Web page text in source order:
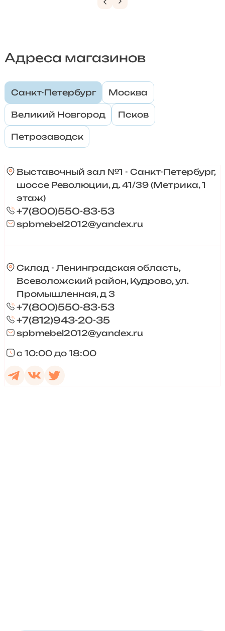
Адреса магазинов
Санкт-Петербург Москва
Великий Новгород Псков
Петрозаводск
Выставочный зал №1 - Санкт-Петербург,
шоссе Революции, д. 41/39 (Метрика, 1
этаж)
+7(800)550-83-53
spbmebel2012@yandex.ru
Склад - Ленинградская область,
Всеволожский район, Кудрово, ул.
Промышленная, д 3
+7(800)550-83-53
+7(812)943-20-35
spbmebel2012@yandex.ru
с 10:00 до 18:00